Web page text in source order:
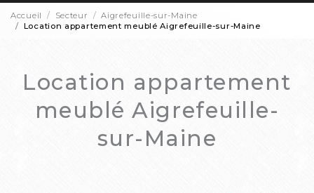
Accueil Secteur
Aigrefeuille-sur-Maine
Location appartement meublé Aigrefeuille-sur-Maine
Location appartement
meublé Aigrefeuille-
sur-Maine